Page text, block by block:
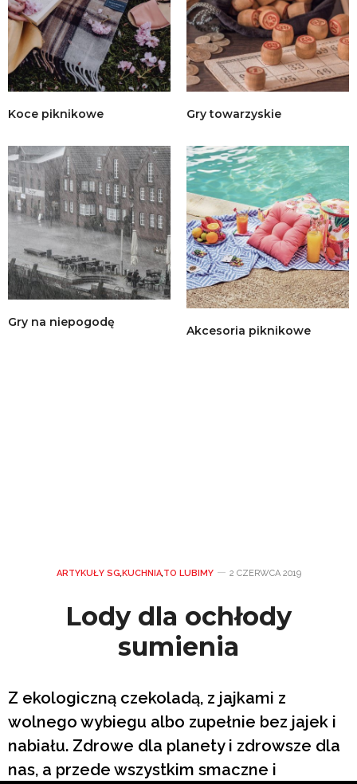
Koce piknikowe Gry towarzyskie
Gry na niepogodę
Akcesoria piknikowe
ARTYKUŁY SG KUCHNIA, TO LUBIMY 2 CZERWCA 2019
Lody dla ochłody
sumienia
Z ekologiczną czekoladą, z jajkami z
wolnego wybiegu albo zupełnie bez jajek i
nabiału. Zdrowe dla planety i zdrowsze dla
nas, a przede wszystkim smaczne i